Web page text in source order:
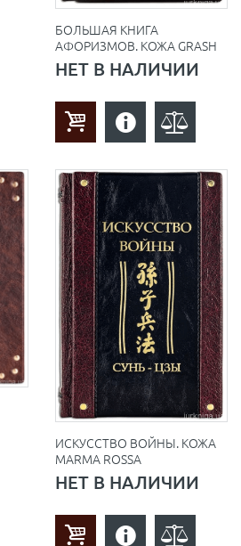
БОЛЬШАЯ КНИГА
АФОРИЗМОВ. КОЖА GRASH
НЕТ В НАЛИЧИИ
ИСКУССТВО ВОЙНЫ. КОЖА
MARMA ROSSA
НЕТ В НАЛИЧИИ